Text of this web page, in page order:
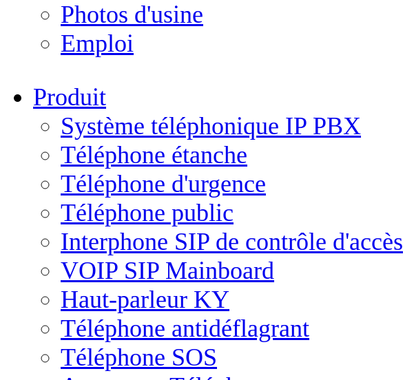
Photos d'usine
Emploi
Produit
Système téléphonique IP PBX
Téléphone étanche
Téléphone d'urgence
Téléphone public
Interphone SIP de contrôle d'accès
VOIP SIP Mainboard
Haut-parleur KY
Téléphone antidéflagrant
Téléphone SOS